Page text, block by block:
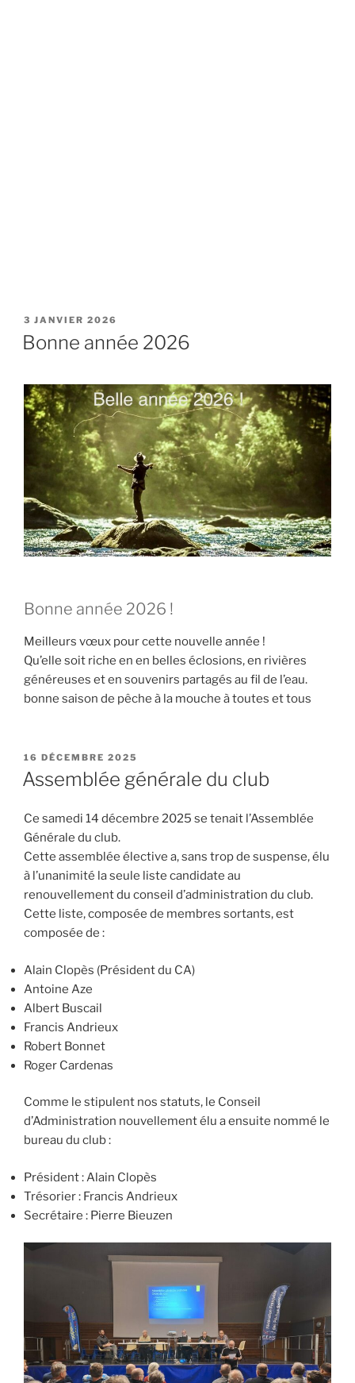
PUBLIÉ
LE
3 JANVIER 2026
Bonne année 2026
Bonne année 2026 !
Meilleurs vœux pour cette nouvelle année !
Qu’elle soit riche en en belles éclosions, en rivières
généreuses et en souvenirs partagés au fil de l’eau.
bonne saison de pêche à la mouche à toutes et tous
PUBLIÉ
LE
16 DÉCEMBRE 2025
Assemblée générale du club
Ce samedi 14 décembre 2025 se tenait l’Assemblée
Générale du club.
Cette assemblée élective a, sans trop de suspense, élu
à l’unanimité la seule liste candidate au
renouvellement du conseil d’administration du club.
Cette liste, composée de membres sortants, est
composée de :
Alain Clopès (Président du CA)
Antoine Aze
Albert Buscail
Francis Andrieux
Robert Bonnet
Roger Cardenas
Comme le stipulent nos statuts, le Conseil
d’Administration nouvellement élu a ensuite nommé le
bureau du club :
Président : Alain Clopès
Trésorier : Francis Andrieux
Secrétaire : Pierre Bieuzen